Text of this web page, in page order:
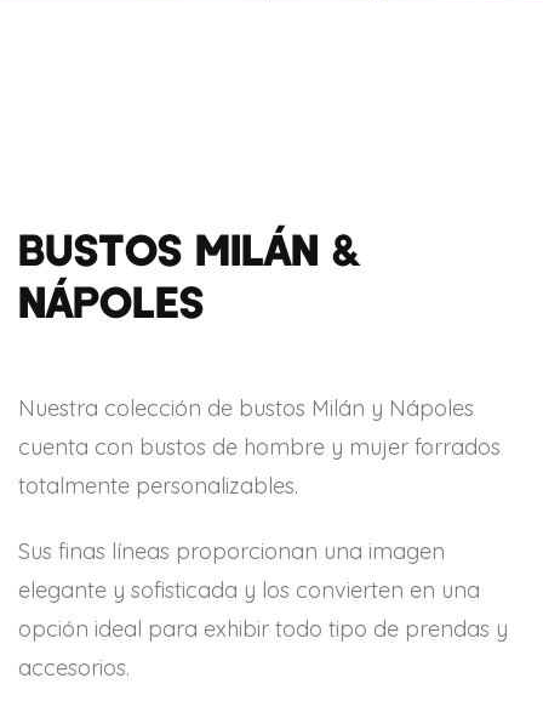
BUSTOS MILÁN &
NÁPOLES
Nuestra colección de bustos Milán y Nápoles
cuenta con bustos de hombre y mujer forrados
totalmente personalizables.
Sus finas líneas proporcionan una imagen
elegante y sofisticada y los convierten en una
opción ideal para exhibir todo tipo de prendas y
accesorios.